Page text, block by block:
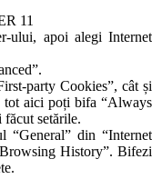
11
ului, apoi alegi Internet
party Cookies”, cât și
tot aici poți bifa “Always
setările.
“General” din “Internet
History”. Bifezi